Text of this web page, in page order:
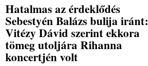
Hatalmas az érdeklődés
Sebestyén Balázs bulija iránt:
Vitézy Dávid szerint ekkora
tömeg utoljára Rihanna
koncertjén volt